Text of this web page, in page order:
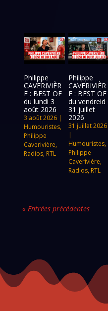
Philippe
CAVERIVIÈR
E : BEST OF
du lundi 3
août 2026
3 août 2026 |
Humouristes,
Philippe
Caverivière,
Radios, RTL
Philippe
CAVERIVIÈR
E : BEST OF
du vendreid
31 juillet
2026
31 juillet 2026
|
Humouristes,
Philippe
Caverivière,
Radios, RTL
« Entrées précédentes